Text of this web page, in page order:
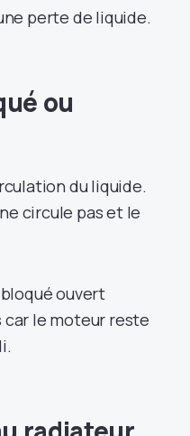
perte de liquide.
ou
du liquide.
circule pas et le
ouvert
le moteur reste